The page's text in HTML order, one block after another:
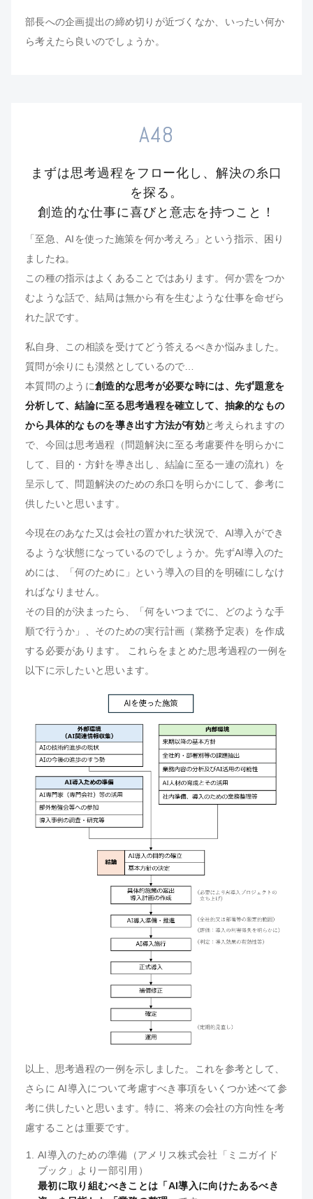
部長への企画提出の締め切りが近づくなか、いったい何か
ら考えたら良いのでしょうか。
A48
まずは思考過程をフロー化し、解決の糸口
を探る。
創造的な仕事に喜びと意志を持つこと！
「至急、AIを使った施策を何か考えろ」という指示、困り
ましたね。
この種の指示はよくあることではあります。何か雲をつか
むような話で、結局は無から有を生むような仕事を命ぜら
れた訳です。
私自身、この相談を受けてどう答えるべきか悩みました。
質問が余りにも漠然としているので…
本質問のように創造的な思考が必要な時には、先ず題意を
分析して、結論に至る思考過程を確立して、抽象的なもの
から具体的なものを導き出す方法が有効と考えられますの
で、今回は思考過程（問題解決に至る考慮要件を明らかに
して、目的・方針を導き出し、結論に至る一連の流れ）を
呈示して、問題解決のための糸口を明らかにして、参考に
供したいと思います。
今現在のあなた又は会社の置かれた状況で、AI導入ができ
るような状態になっているのでしょうか。先ずAI導入のた
めには、「何のために」という導入の目的を明確にしなけ
ればなりません。
その目的が決まったら、「何をいつまでに、どのような手
順で行うか」、そのための実行計画（業務予定表）を作成
する必要があります。 これらをまとめた思考過程の一例を
以下に示したいと思います。
以上、思考過程の一例を示しました。これを参考として、
さらに AI導入について考慮すべき事項をいくつか述べて参
考に供したいと思います。特に、将来の会社の方向性を考
慮することは重要です。
AI導入のための準備（アメリス株式会社「ミニガイド
ブック」より一部引用）
最初に取り組むべきことは「AI導入に向けたあるべき